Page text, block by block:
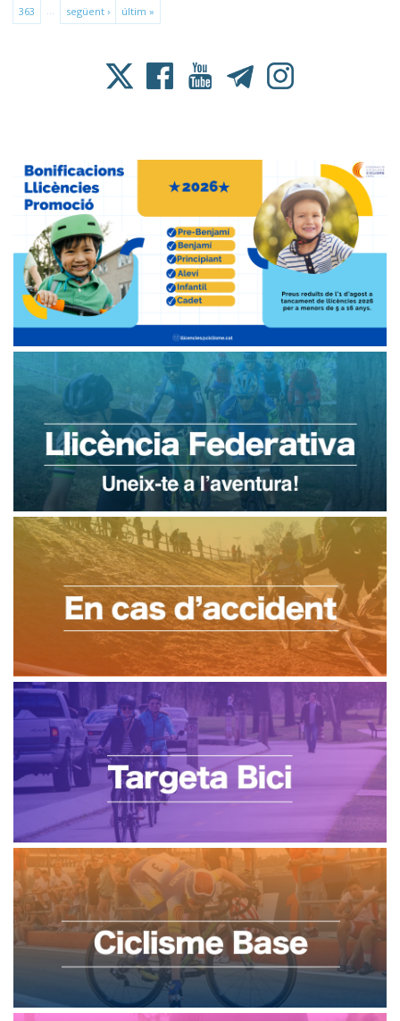
363
següent › últim »